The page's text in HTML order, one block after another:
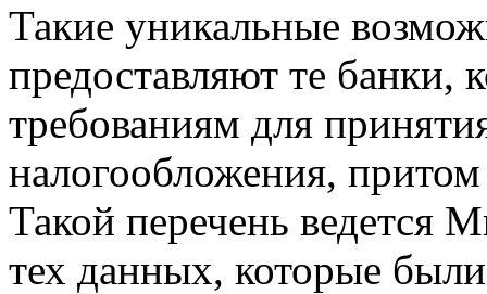
Такие уникальные
предоставляют те банки,
требованиям для
налогообложения,
Такой перечень ведется
тех данных, которые